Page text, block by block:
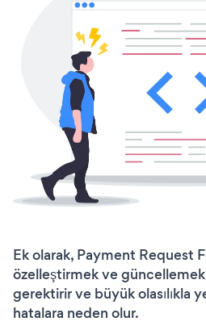
Ek olarak, Payment Request
özelleştirmek ve güncellemek
gerektirir ve büyük olasılıkla
hatalara neden olur.